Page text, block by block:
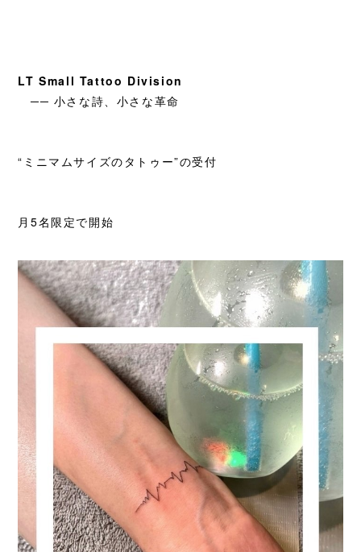
LT Small Tattoo Division
── 小さな詩、小さな革命
“ミニマムサイズのタトゥー”の受付
月5名限定で開始